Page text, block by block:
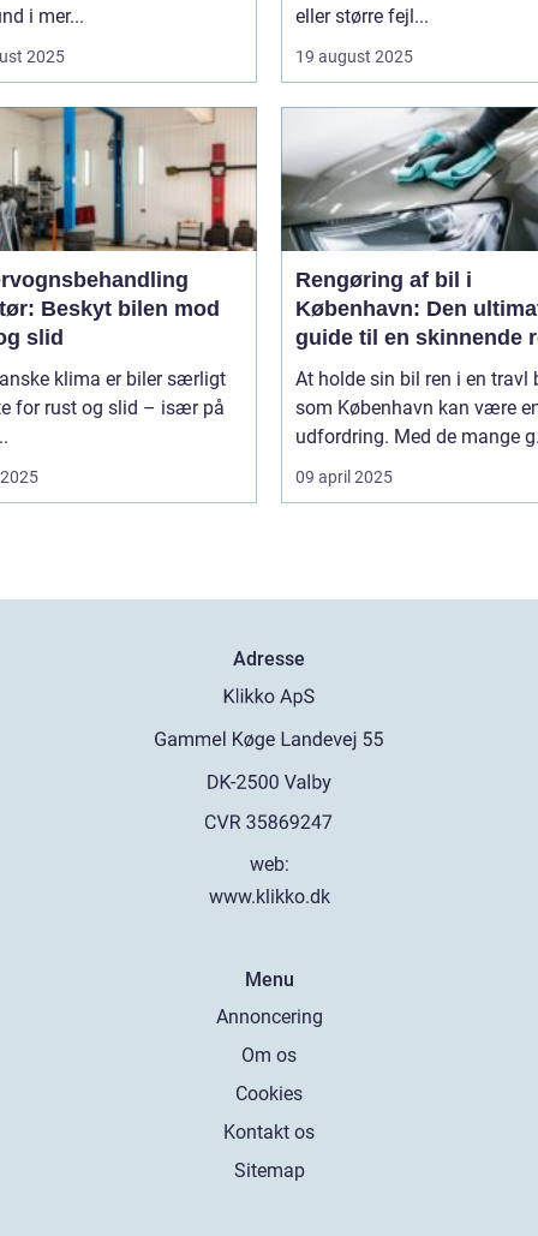
i mer...
2025
eller større fejl...
19 august 2025
Beskyt bilen mod
slid
klima er biler særligt
for rust og slid – især på
Rengøring af bil i
København: Den
guide til en skinnende
bil
At holde sin bil ren i en travl
som København kan være
udfordring. Med de mange
09 april 2025
Adresse
web:
www.klikko.dk
Menu
Annoncering
Om os
Cookies
Kontakt os
Sitemap